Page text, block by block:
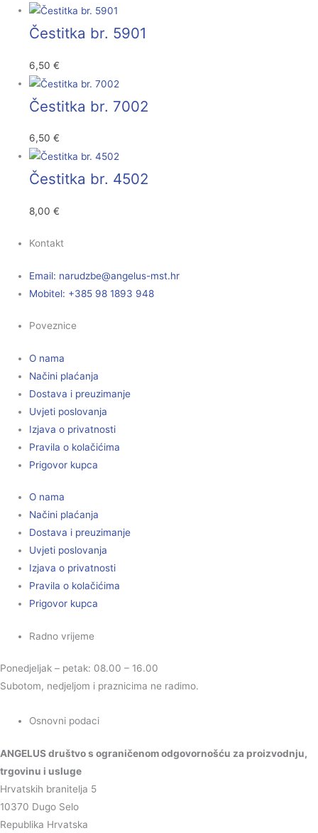
Čestitka br. 5901
6,50€
Čestitka br. 7002
6,50€
Čestitka br. 4502
8,00€
Kontakt
Email: rh.tsm-sulegna
@ebzduran
Mobitel: +385 98 1893 948
Poveznice
O nama
Načini plaćanja
Dostava i preuzimanje
Uvjeti poslovanja
Izjava o privatnosti
Pravila o kolačićima
Prigovor kupca
O nama
Načini plaćanja
Dostava i preuzimanje
Uvjeti poslovanja
Izjava o privatnosti
Pravila o kolačićima
Prigovor kupca
Radno vrijeme
Ponedjeljak – petak: 08.00 – 16.00
Subotom, nedjeljom i praznicima ne radimo.
Osnovni podaci
ANGELUS društvo s ograničenom odgovornošću za proizvodnju,
trgovinu i usluge
Hrvatskih branitelja 5
10370 Dugo Selo
Republika Hrvatska